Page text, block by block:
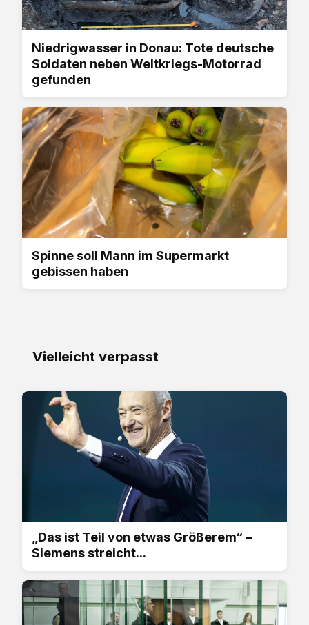
Niedrigwasser in Donau: Tote deutsche
Soldaten neben Weltkriegs-Motorrad
gefunden
Spinne soll Mann im Supermarkt
gebissen haben
Vielleicht verpasst
„Das ist Teil von etwas Größerem“ –
Siemens streicht...